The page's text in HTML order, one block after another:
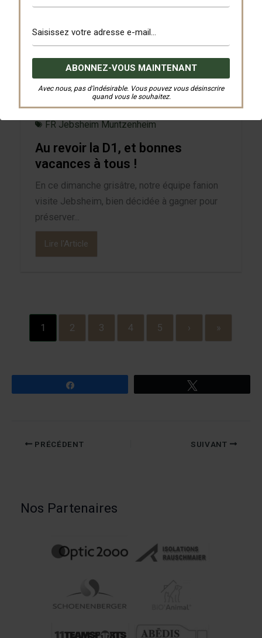
Avec nous, pas d’indésirable. Vous pouvez vous désinscrire
quand vous le souhaitez.
3 juin 2026
Séniors 1
FR Jebsheim Muntzenheim
Au revoir la D1, et bonnes
vacances à tous !
En ce dimanche grisâtre, notre équipe fanion
visite Jebsheim, bien décidée à gagner pour
préserver...
Lire l'Article
1 2 3 4 5 › »
PRÉCÉDENT SUIVANT
Nos Partenaires